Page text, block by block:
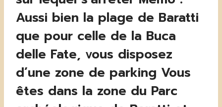
Aussi bien la plage de Baratti
que pour celle de la Buca
delle Fate, vous disposez
d’une zone de parking Vous
êtes dans la zone du Parc